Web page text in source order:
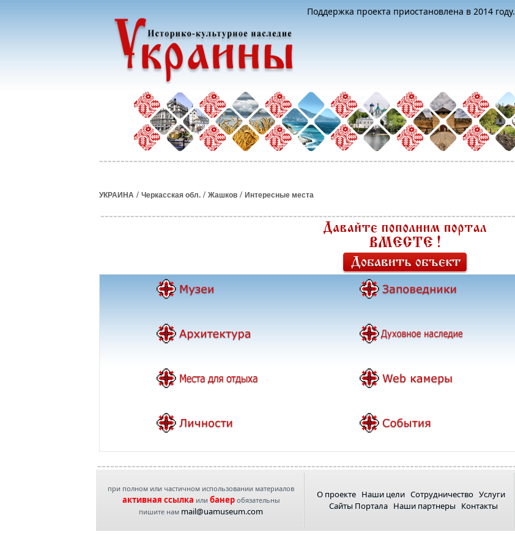
Поддержка проекта приостановлена в 2014 году.
УКРАИНА / Черкасская обл. / Жашков / Интересные места
при полном или частичном использовании материалов
активная ссылка или банеробязательны
пишите нам mail@uamuseum.com
О проекте Наши цели Сотрудничество Услуги
Сайты Портала Наши партнеры Контакты